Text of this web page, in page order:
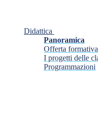
Didattica
Panoramica
Offerta formativa
I progetti delle
Programmazioni